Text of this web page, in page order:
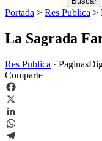
Portada > Res Publica >
La Sagrada
Res Publica ·
Comparte
Facebook
X
LinkedIn
WhatsApp